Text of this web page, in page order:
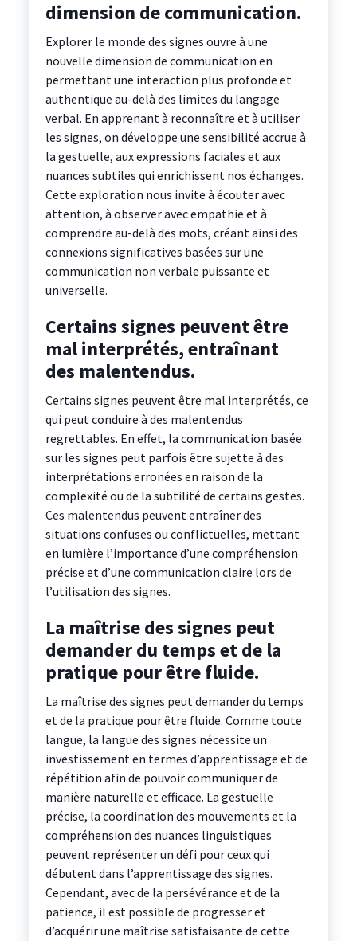
dimension de communication.
Explorer le monde des signes ouvre à une
nouvelle dimension de communication en
permettant une interaction plus profonde et
authentique au-delà des limites du langage
verbal. En apprenant à reconnaître et à utiliser
les signes, on développe une sensibilité accrue à
la gestuelle, aux expressions faciales et aux
nuances subtiles qui enrichissent nos échanges.
Cette exploration nous invite à écouter avec
attention, à observer avec empathie et à
comprendre au-delà des mots, créant ainsi des
connexions significatives basées sur une
communication non verbale puissante et
universelle.
Certains signes peuvent être
mal interprétés, entraînant
des malentendus.
Certains signes peuvent être mal interprétés, ce
qui peut conduire à des malentendus
regrettables. En effet, la communication basée
sur les signes peut parfois être sujette à des
interprétations erronées en raison de la
complexité ou de la subtilité de certains gestes.
Ces malentendus peuvent entraîner des
situations confuses ou conflictuelles, mettant
en lumière l’importance d’une compréhension
précise et d’une communication claire lors de
l’utilisation des signes.
La maîtrise des signes peut
demander du temps et de la
pratique pour être fluide.
La maîtrise des signes peut demander du temps
et de la pratique pour être fluide. Comme toute
langue, la langue des signes nécessite un
investissement en termes d’apprentissage et de
répétition afin de pouvoir communiquer de
manière naturelle et efficace. La gestuelle
précise, la coordination des mouvements et la
compréhension des nuances linguistiques
peuvent représenter un défi pour ceux qui
débutent dans l’apprentissage des signes.
Cependant, avec de la persévérance et de la
patience, il est possible de progresser et
d’acquérir une maîtrise satisfaisante de cette